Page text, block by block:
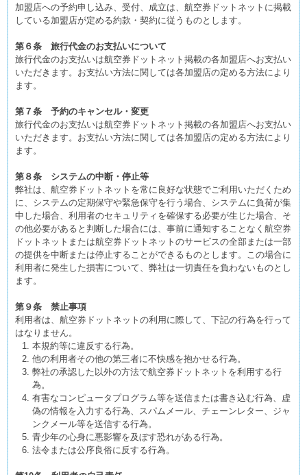
加盟店への予約申し込み、受付、成立は、航空券ドットネットに掲載
している加盟店が定める約款・契約に従うものとします。
第６条 旅行代金のお支払いについて
旅行代金のお支払いは航空券ドットネット掲載の各加盟店へお支払い
いただきます。お支払い方法に関しては各加盟店の定める方法により
ます。
第７条 予約のキャンセル・変更
旅行代金のお支払いは航空券ドットネット掲載の各加盟店へお支払い
いただきます。お支払い方法に関しては各加盟店の定める方法により
ます。
第８条 システムの中断・停止等
弊社は、航空券ドットネットを常に良好な状態でご利用いただくため
に、システムの定期保守や緊急保守を行う場合、システムに負荷が集
中した場合、利用者のセキュリティを確保する必要が生じた場合、そ
の他必要があると判断した場合には、事前に通知することなく航空券
ドットネットまたは航空券ドットネットのサービスの全部または一部
の提供を中断または停止することができるものとします。この場合に
利用者に発生した損害について、弊社は一切責任を負わないものとし
ます。
第９条 禁止事項
利用者は、航空券ドットネットの利用に際して、下記の行為を行って
はなりません。
本規約等に違反する行為。
他の利用者その他の第三者に不快感を抱かせる行為。
弊社の承認した以外の方法で航空券ドットネットを利用する行
為。
有害なコンピュータプログラム等を送信または書き込む行為、虚
偽の情報を入力する行為、スパムメール、チェーンレター、ジャ
ンクメール等を送信する行為。
青少年の心身に悪影響を及ぼす恐れがある行為。
法令または公序良俗に反する行為。